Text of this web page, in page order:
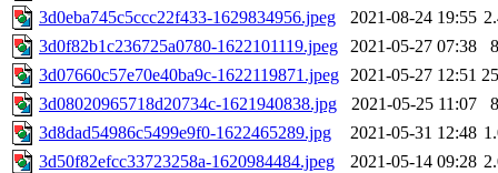
3d0eba745c5ccc22f433-1629834956.jpeg
2021-08-24 19:55
3d0f82b1c236725a0780-1622101119.jpeg
2021-05-27 07:38
3d07660c57e70e40ba9c-1622119871.jpeg 2021-05-27 12:51
3d08020965718d20734c-1621940838.jpg
2021-05-25 11:07
3d8dad54986c5499e9f0-1622465289.jpg
2021-05-31 12:48
3d50f82efcc33723258a-1620984484.jpeg
2021-05-14 09:28